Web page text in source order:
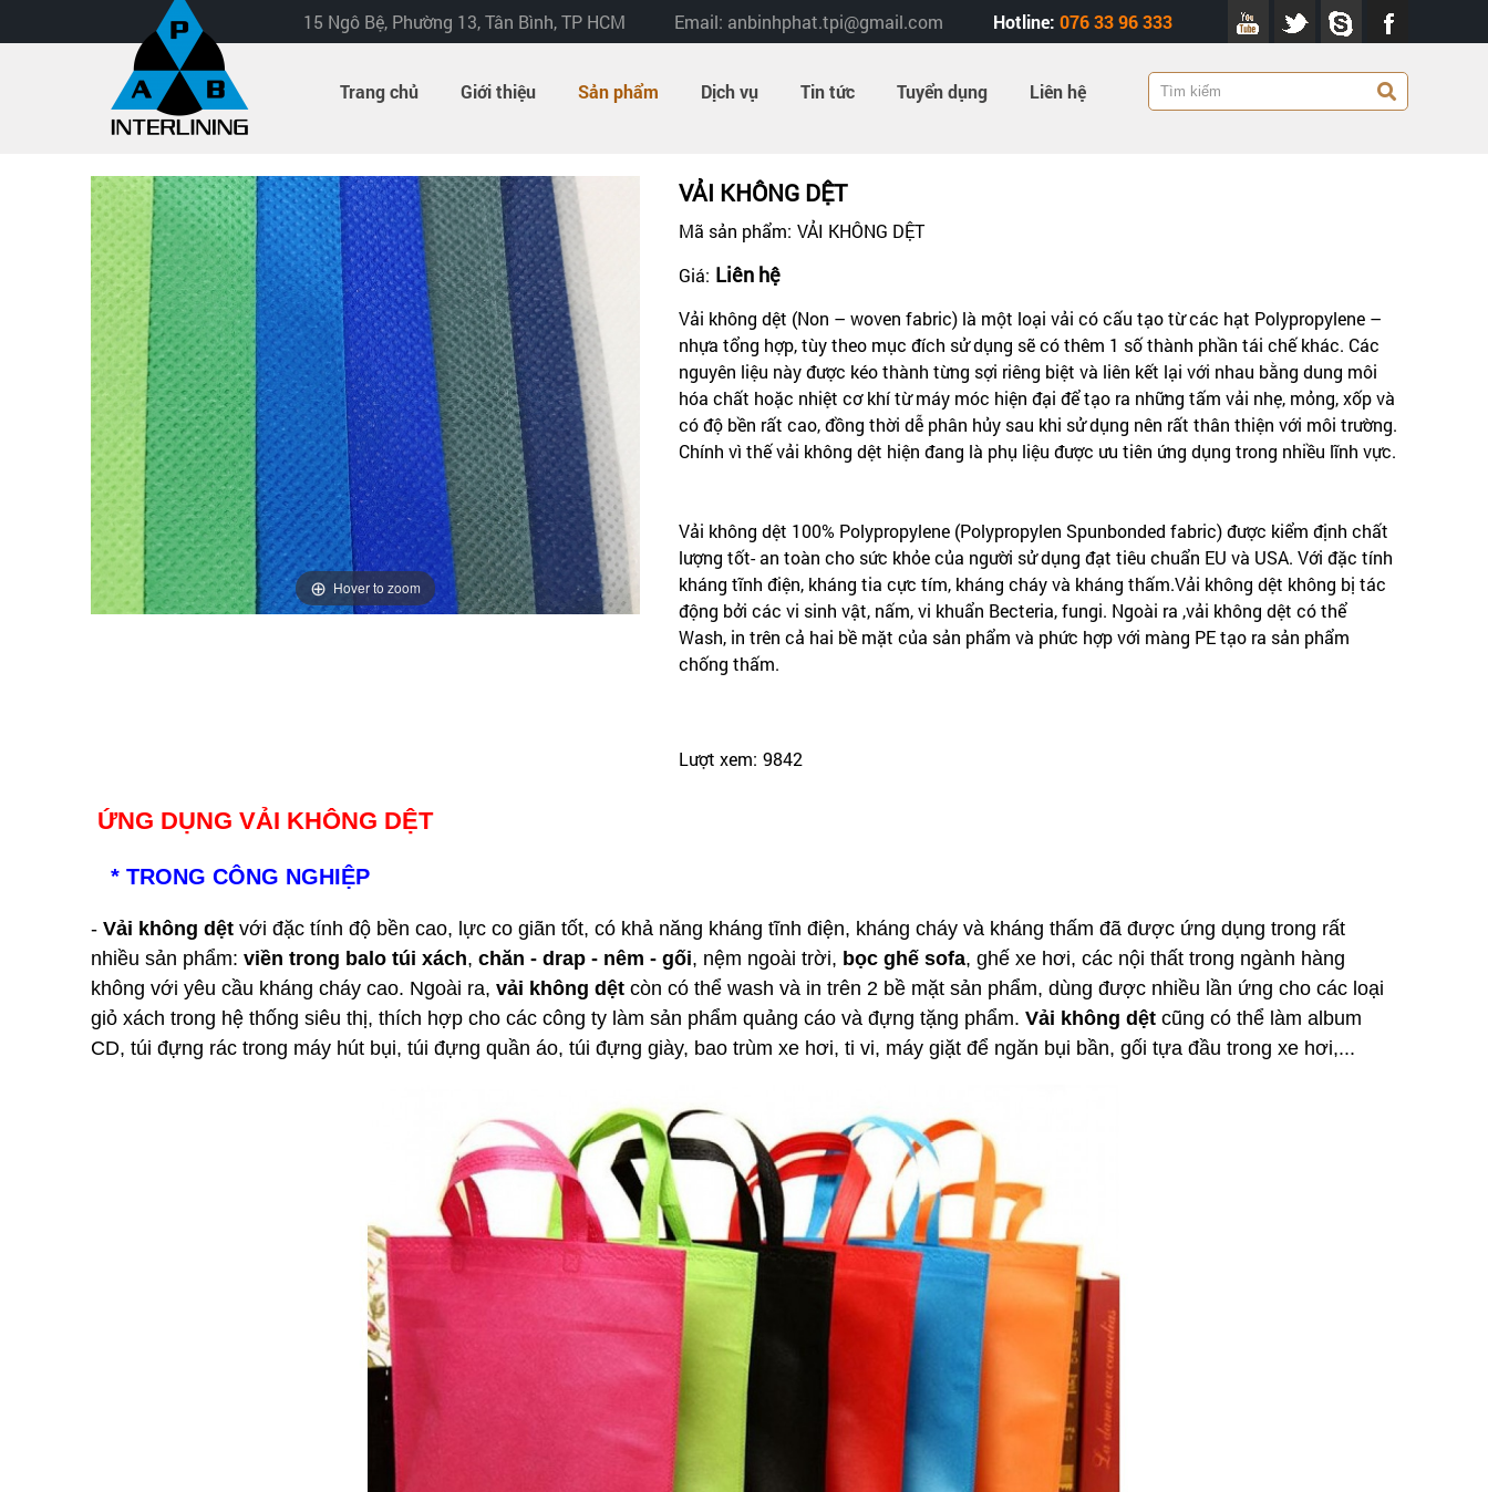
15 Ngô Bệ, Phường 13, Tân Bình, TP HCM Email: anbinhphat.tpi@gmail.com Hotline:076 33 96 333
Trang chủ Giới thiệu Sản phẩm Dịch vụ Tin tức Tuyển dụng Liên hệ
Hover to zoom
VẢI KHÔNG DỆT
Mã sản phẩm: VẢI KHÔNG DỆT
Giá: Liên hệ
Vải không dệt (Non – woven fabric) là một loại vải có cấu tạo từ các hạt Polypropylene –
nhựa tổng hợp, tùy theo mục đích sử dụng sẽ có thêm 1 số thành phần tái chế khác. Các
nguyên liệu này được kéo thành từng sợi riêng biệt và liên kết lại với nhau bằng dung môi
hóa chất hoặc nhiệt cơ khí từ máy móc hiện đại để tạo ra những tấm vải nhẹ, mỏng, xốp và
có độ bền rất cao, đồng thời dễ phân hủy sau khi sử dụng nên rất thân thiện với môi trường.
Chính vì thế vải không dệt hiện đang là phụ liệu được ưu tiên ứng dụng trong nhiều lĩnh vực.
Vải không dệt 100% Polypropylene (Polypropylen Spunbonded fabric) được kiểm định chất
lượng tốt- an toàn cho sức khỏe của người sử dụng đạt tiêu chuẩn EU và USA. Với đặc tính
kháng tĩnh điện, kháng tia cực tím, kháng cháy và kháng thấm.Vải không dệt không bị tác
động bởi các vi sinh vật, nấm, vi khuẩn Becteria, fungi. Ngoài ra ,vải không dệt có thể
Wash, in trên cả hai bề mặt của sản phẩm và phức hợp với màng PE tạo ra sản phẩm
chống thấm.
Lượt xem: 9842
ỨNG DỤNG VẢI KHÔNG DỆT
* TRONG CÔNG NGHIỆP
- Vải không dệt với đặc tính độ bền cao, lực co giãn tốt, có khả năng kháng tĩnh điện, kháng cháy và kháng thấm đã được ứng dụng trong rất
nhiều sản phẩm: viền trong balo túi xách, chăn - drap - nêm - gối, nệm ngoài trời, bọc ghế sofa, ghế xe hơi, các nội thất trong ngành hàng
không với yêu cầu kháng cháy cao. Ngoài ra, vải không dệt còn có thể wash và in trên 2 bề mặt sản phẩm, dùng được nhiều lần ứng cho các loại
giỏ xách trong hệ thống siêu thị, thích hợp cho các công ty làm sản phẩm quảng cáo và đựng tặng phẩm. Vải không dệt cũng có thể làm album
CD, túi đựng rác trong máy hút bụi, túi đựng quần áo, túi đựng giày, bao trùm xe hơi, ti vi, máy giặt để ngăn bụi bần, gối tựa đầu trong xe hơi,...